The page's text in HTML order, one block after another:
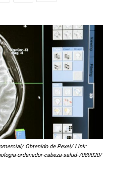
Obtenido de Pexel/ Link:
ordenador-cabeza-salud-7089020/